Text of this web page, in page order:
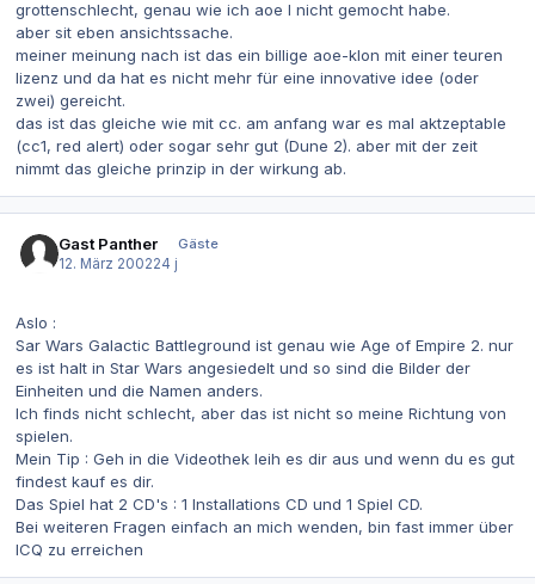
grottenschlecht, genau wie ich aoe I nicht gemocht habe.
aber sit eben ansichtssache.
meiner meinung nach ist das ein billige aoe-klon mit einer teuren
lizenz und da hat es nicht mehr für eine innovative idee (oder
zwei) gereicht.
das ist das gleiche wie mit cc. am anfang war es mal aktzeptable
(cc1, red alert) oder sogar sehr gut (Dune 2). aber mit der zeit
nimmt das gleiche prinzip in der wirkung ab.
Gast Panther
Gäste
12. März 200224 j
Aslo :
Sar Wars Galactic Battleground ist genau wie Age of Empire 2. nur
es ist halt in Star Wars angesiedelt und so sind die Bilder der
Einheiten und die Namen anders.
Ich finds nicht schlecht, aber das ist nicht so meine Richtung von
spielen.
Mein Tip : Geh in die Videothek leih es dir aus und wenn du es gut
findest kauf es dir.
Das Spiel hat 2 CD's : 1 Installations CD und 1 Spiel CD.
Bei weiteren Fragen einfach an mich wenden, bin fast immer über
ICQ zu erreichen